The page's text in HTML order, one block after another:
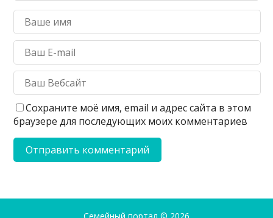
Сохраните моё имя, email и адрес сайта в этом
браузере для последующих моих комментариев